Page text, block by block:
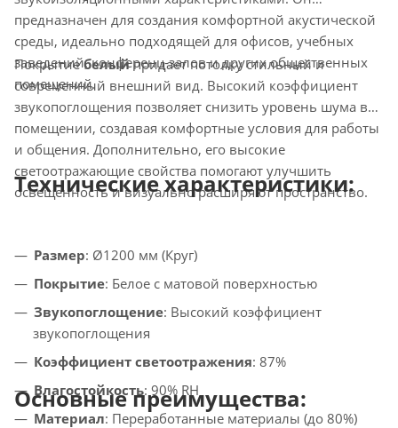
предназначен для создания комфортной акустической
среды, идеально подходящей для офисов, учебных
заведений, конференц-залов и других общественных
помещений.
Покрытиебелыйпридает потолку стильный и
современный внешний вид. Высокий коэффициент
звукопоглощения позволяет снизить уровень шума в
помещении, создавая комфортные условия для работы
и общения. Дополнительно, его высокие
светоотражающие свойства помогают улучшить
освещенность и визуально расширяют пространство.
Технические характеристики:
Размер: Ø1200 мм (Круг)
Покрытие: Белое с матовой поверхностью
Звукопоглощение: Высокий коэффициент
звукопоглощения
Коэффициент светоотражения: 87%
Влагостойкость: 90% RH
Материал: Переработанные материалы (до 80%)
Основные преимущества: